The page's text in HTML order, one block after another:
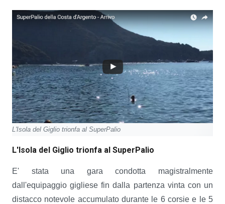
L'Isola del Giglio trionfa al SuperPalio
L'Isola del Giglio trionfa al SuperPalio
E' stata una gara condotta magistralmente
dall'equipaggio gigliese fin dalla partenza vinta con un
distacco notevole accumulato durante le 6 corsie e le 5